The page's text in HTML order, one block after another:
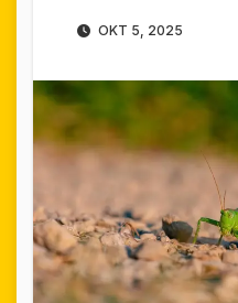
OKT 5, 2025